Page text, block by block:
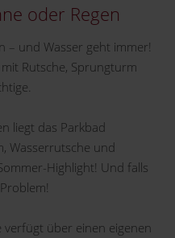
oder Regen
– und Wasser geht immer!
Rutsche, Sprungturm
liegt das Parkbad
Wasserrutsche und
Highlight! Und falls
verfügt über einen eigenen